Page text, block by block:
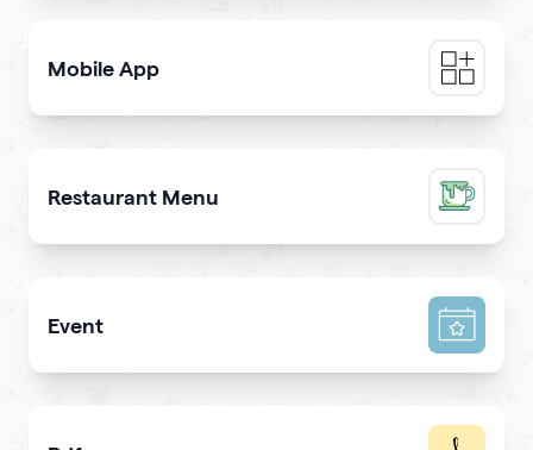
Mobile App
Promote a mobile app & get more downloads
Restaurant Menu
Event